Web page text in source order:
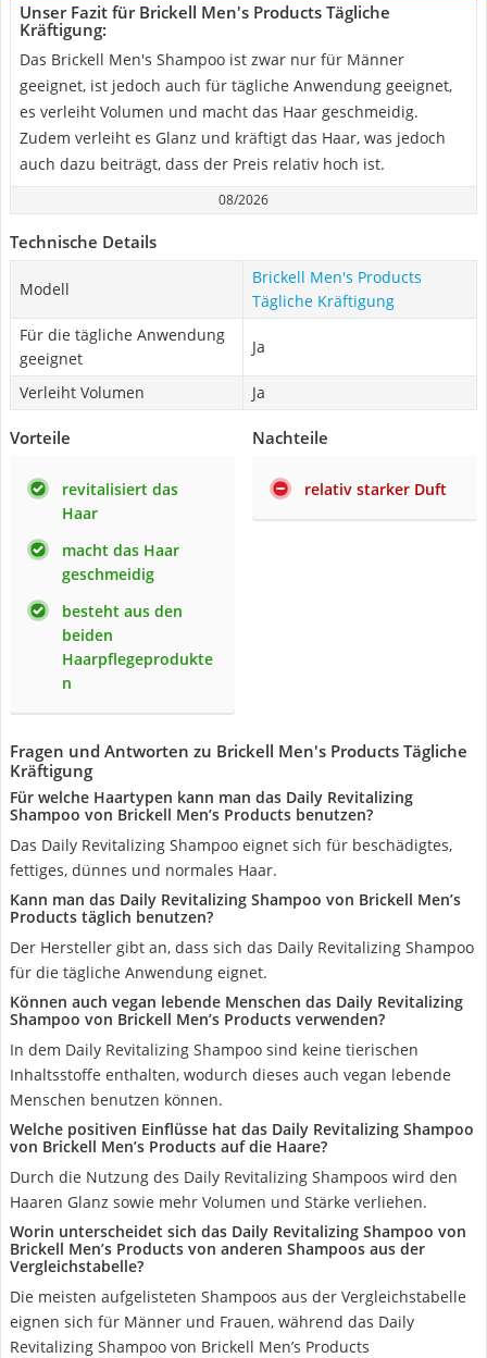
Unser Fazit für Brickell Men's Products Tägliche
Kräftigung:
Das Brickell Men's Shampoo ist zwar nur für Männer
geeignet, ist jedoch auch für tägliche Anwendung geeignet,
es verleiht Volumen und macht das Haar geschmeidig.
Zudem verleiht es Glanz und kräftigt das Haar, was jedoch
auch dazu beiträgt, dass der Preis relativ hoch ist.
08/2026
Technische Details
Modell
Brickell Men's Products
Tägliche Kräftigung
Für die tägliche Anwendung
geeignet
Ja
Verleiht Volumen Ja
Vorteile
revitalisiert das
Haar
macht das Haar
geschmeidig
besteht aus den
beiden
Haarpflegeprodukte
n
Nachteile
relativ starker Duft
Fragen und Antworten zu Brickell Men's Products Tägliche
Kräftigung
Für welche Haartypen kann man das Daily Revitalizing
Shampoo von Brickell Men’s Products benutzen?
Das Daily Revitalizing Shampoo eignet sich für beschädigtes,
fettiges, dünnes und normales Haar.
Kann man das Daily Revitalizing Shampoo von Brickell Men’s
Products täglich benutzen?
Der Hersteller gibt an, dass sich das Daily Revitalizing Shampoo
für die tägliche Anwendung eignet.
Können auch vegan lebende Menschen das Daily Revitalizing
Shampoo von Brickell Men’s Products verwenden?
In dem Daily Revitalizing Shampoo sind keine tierischen
Inhaltsstoffe enthalten, wodurch dieses auch vegan lebende
Menschen benutzen können.
Welche positiven Einflüsse hat das Daily Revitalizing Shampoo
von Brickell Men’s Products auf die Haare?
Durch die Nutzung des Daily Revitalizing Shampoos wird den
Haaren Glanz sowie mehr Volumen und Stärke verliehen.
Worin unterscheidet sich das Daily Revitalizing Shampoo von
Brickell Men’s Products von anderen Shampoos aus der
Vergleichstabelle?
Die meisten aufgelisteten Shampoos aus der Vergleichstabelle
eignen sich für Männer und Frauen, während das Daily
Revitalizing Shampoo von Brickell Men’s Products